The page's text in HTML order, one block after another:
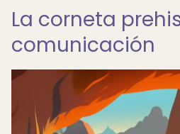
La corneta
comunicación